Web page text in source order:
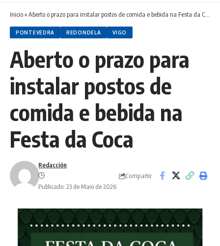
Inicio»Aberto o prazo para instalar postos de comida e bebida na Festa da Coca
PONTEVEDRA REDONDELA VIGO
Aberto o prazo para
instalar postos de
comida e bebida na
Festa da Coca
Redacción
Publicado: 23 de Maio de 2026
Compartir